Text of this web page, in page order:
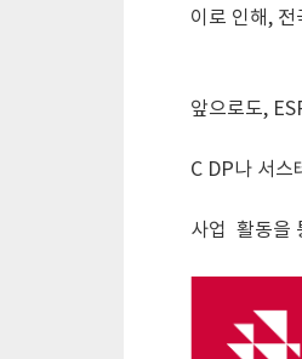
이로 인해,
앞으로도,
C DP나 서스
사업 활동을